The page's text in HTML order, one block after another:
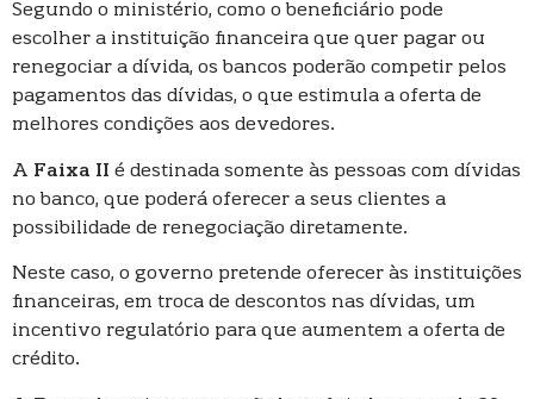
Segundo o ministério, como o beneficiário pode
escolher a instituição financeira que quer pagar ou
renegociar a dívida, os bancos poderão competir pelos
pagamentos das dívidas, o que estimula a oferta de
melhores condições aos devedores.
A Faixa II é destinada somente às pessoas com dívidas
no banco, que poderá oferecer a seus clientes a
possibilidade de renegociação diretamente.
Neste caso, o governo pretende oferecer às instituições
financeiras, em troca de descontos nas dívidas, um
incentivo regulatório para que aumentem a oferta de
crédito.